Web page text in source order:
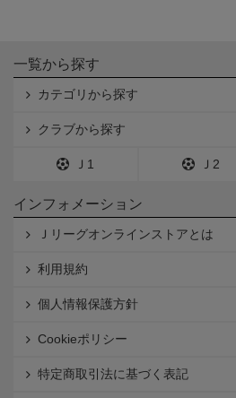
一覧から探す
カテゴリから探す
クラブから探す
Ｊ1 Ｊ2
インフォメーション
Ｊリーグオンラインストアとは
利用規約
個人情報保護方針
Cookieポリシー
特定商取引法に基づく表記